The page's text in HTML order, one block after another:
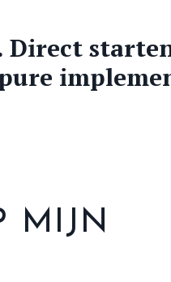
Direct
MIJN